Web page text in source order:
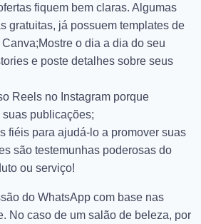
fiquem bem claras. Algumas
gratuitas, já possuem templates de
o dia a dia do seu
e poste detalhes sobre seus
Reels no Instagram porque
publicações;
fiéis para ajudá-lo a promover suas
são testemunhas poderosas do
ou serviço!
do WhatsApp com base nas
No caso de um salão de beleza, por